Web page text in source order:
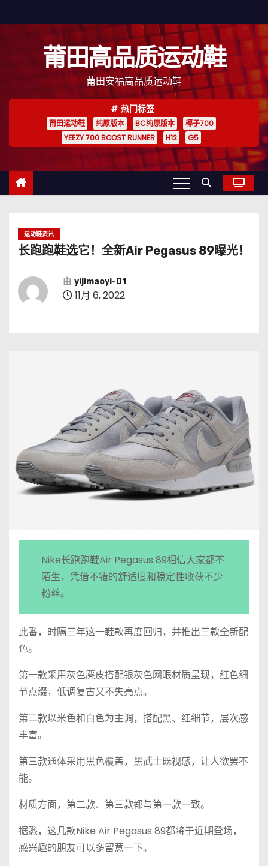
至
莆田高品质运动鞋
莆田安福高品质运动鞋
热门标签
莆田运动鞋 纯原版本 BC纯原版本
椰子700
YEEZY 700 BOOST RUNNER
H12 G5
运动鞋资讯
长跑跑鞋选它！全新Air Pegasus 89曝光！
由 yijimaoyi-01
11月 6, 2022
Nike长跑跑鞋Air Pegasus 89相信大家都不
陌生，凭借不错的舒适度和稳定性收获不少
粉丝。
此番，时隔三年这一鞋款再度回归，并推出三款全新配
色。
第一款采用灰色麂皮搭配银灰色网眼材质呈现，红色细
节点缀，低调复古又不失亮点。
第二款以米色和白色为主调，搭配黑、红细节，层次感
丰富。
第三款通体采用黑色覆盖，黑武士既视感，让人欲罢不
能。
材质方面，第二款、第三款都与第一款一致。
据悉，这几款Nike Air Pegasus 89都将于近期登场，
感兴趣的朋友可以多留意一下。